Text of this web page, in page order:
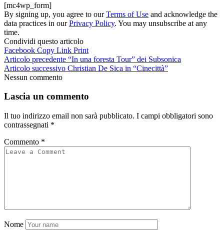
[mc4wp_form]
By signing up, you agree to ourTerms of Use and acknowledge the
data practices in ourPrivacy Policy. You may unsubscribe at any
time.
Condividi questo articolo
Facebook Copy Link Print
Articolo precedente “In una foresta Tour” dei Subsonica
Articolo successivo Christian De Sica in “Cinecittà”
Nessun commento
Lascia un commento
Il tuo indirizzo email non sarà pubblicato. I campi obbligatori sono
contrassegnati *
Commento *
Nome